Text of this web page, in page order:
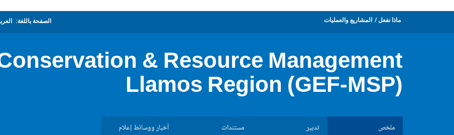
ماذا نفعل المشاريع والعمليات الصفحة باللغة:
& Resource Management
Llamos Region (GEF-MSP)
ملخص تدبير مستندات أخبار ووسائط إعلام